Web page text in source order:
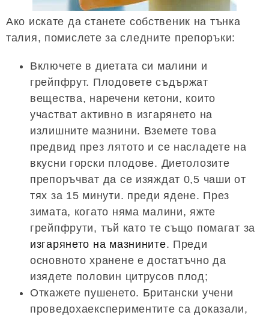
Ако искате да станете собственик на тънка
талия, помислете за следните препоръки:
Включете в диетата си малини и
грейпфрут. Плодовете съдържат
вещества, наречени кетони, които
участват активно в изгарянето на
излишните мазнини. Вземете това
предвид през лятото и се насладете на
вкусни горски плодове. Диетолозите
препоръчват да се изяждат 0,5 чаши от
тях за 15 минути. преди ядене. През
зимата, когато няма малини, яжте
грейпфрути, тъй като те също помагат за
изгарянето на мазнините. Преди
основното хранене е достатъчно да
изядете половин цитрусов плод;
Откажете пушенето. Британски учени
проведохаекспериментите са доказали,